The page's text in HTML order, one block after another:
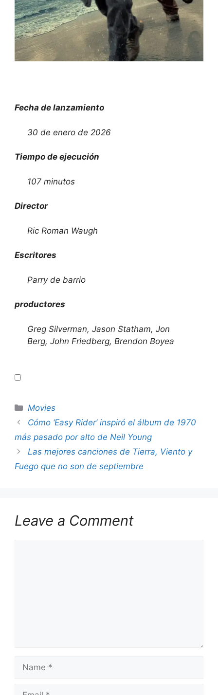
Fecha de lanzamiento
30 de enero de 2026
Tiempo de ejecución
107 minutos
Director
Ric Roman Waugh
Escritores
Parry de barrio
productores
Greg Silverman, Jason Statham, Jon
Berg, John Friedberg, Brendon Boyea
Categories
Movies
Cómo ‘Easy Rider’ inspiró el álbum de 1970
más pasado por alto de Neil Young
Las mejores canciones de Tierra, Viento y
Fuego que no son de septiembre
Leave a Comment
Name
Email